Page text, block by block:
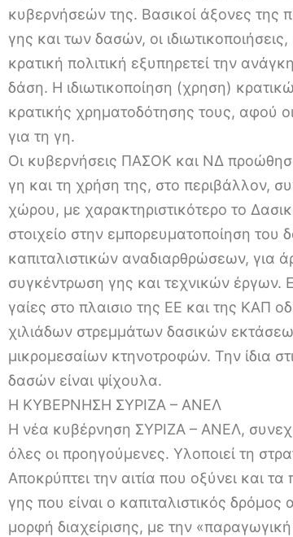
κυβερνήσεών της. Βασικοί άξονες της
γης και των δασών, οι
κρατική πολιτική εξυπηρετεί την
δάση. Η ιδιωτικοποίηση (χρηση)
κρατικής χρηματοδότησης τους, αφού
για τη γη.
Οι κυβερνήσεις ΠΑΣΟΚ και ΝΔ
γη και τη χρήση της, στο περιβάλλον,
χώρου, με χαρακτηριστικότερο το
στοιχείο στην εμπορευματοποίηση του
καπιταλιστικών αναδιαρθρώσεων, για
συγκέντρωση γης και τεχνικών έργων.
γαίες στο πλαισιο της ΕΕ και της ΚΑΠ
χιλιάδων στρεμμάτων δασικών
μικρομεσαίων κτηνοτροφών. Την ίδια
δασών είναι ψίχουλα.
Η ΚΥΒΕΡΝΗΣΗ ΣΥΡΙΖΑ – ΑΝΕΛ
Η νέα κυβέρνηση ΣΥΡΙΖΑ – ΑΝΕΛ,
όλες οι προηγούμενες. Υλοποιεί τη
Αποκρύπτει την αιτία που οξύνει και
γης που είναι ο καπιταλιστικός
μορφή διαχείρισης, με την